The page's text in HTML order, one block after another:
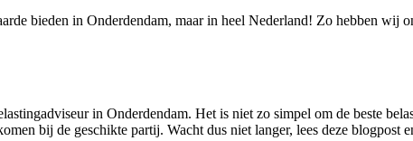
bieden in Onderdendam, maar in heel Nederland! Zo hebben wij
in Onderdendam. Het is niet zo simpel om de beste
bij de geschikte partij. Wacht dus niet langer, lees deze blogpost